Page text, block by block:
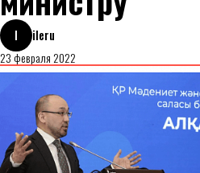
I
ileru
23 февраля 2022